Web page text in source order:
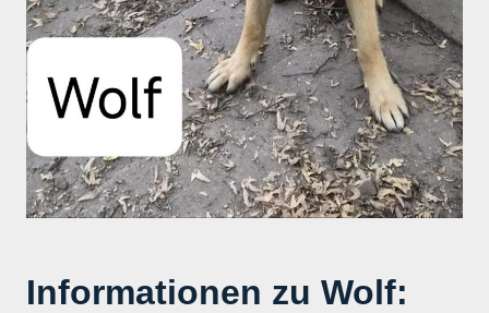
Informationen zu Wolf: